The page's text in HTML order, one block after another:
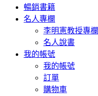
暢銷書籍
名人專欄
李明憲教授專欄
名人說書
我的帳號
我的帳號
訂單
購物車